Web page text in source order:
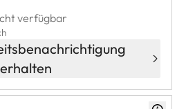
verfügbar
erhalten